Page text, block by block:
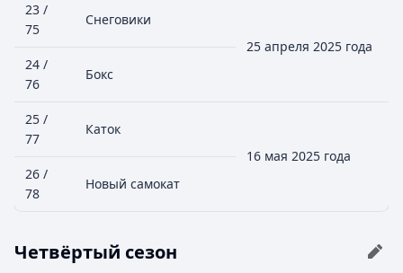
23 /
75
Снеговики
25 апреля 2025 года
24 /
76
Бокс
25 /
77
Каток
16 мая 2025 года
26 /
78
Новый самокат
Четвёртый сезон